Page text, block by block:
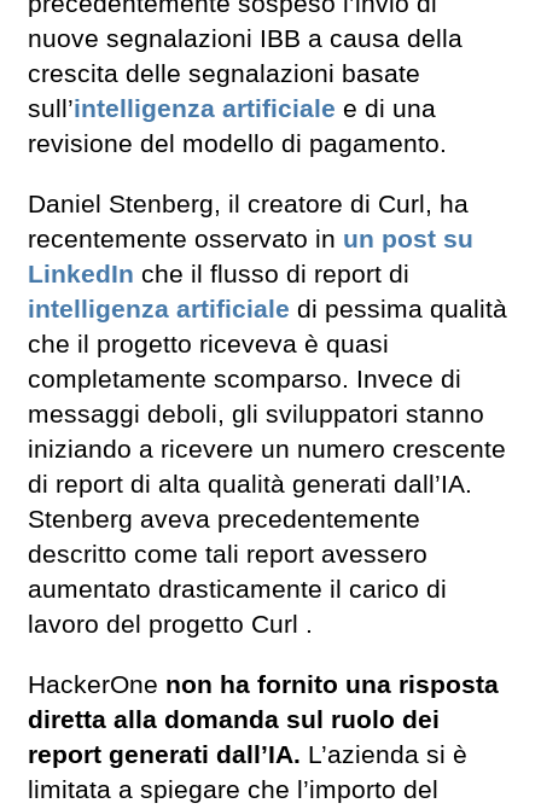
nuove segnalazioni IBB a causa della
crescita delle segnalazioni basate
sull’intelligenza artificiale e di una
revisione del modello di pagamento.
Daniel Stenberg, il creatore di Curl, ha
recentemente osservato in un post su
LinkedIn che il flusso di report di
intelligenza artificiale di pessima qualità
che il progetto riceveva è quasi
completamente scomparso. Invece di
messaggi deboli, gli sviluppatori stanno
iniziando a ricevere un numero crescente
di report di alta qualità generati dall’IA.
Stenberg aveva precedentemente
descritto come tali report avessero
aumentato drasticamente il carico di
lavoro del progetto Curl .
HackerOne non ha fornito una risposta
diretta alla domanda sul ruolo dei
report generati dall’IA. L’azienda si è
limitata a spiegare che l’importo del